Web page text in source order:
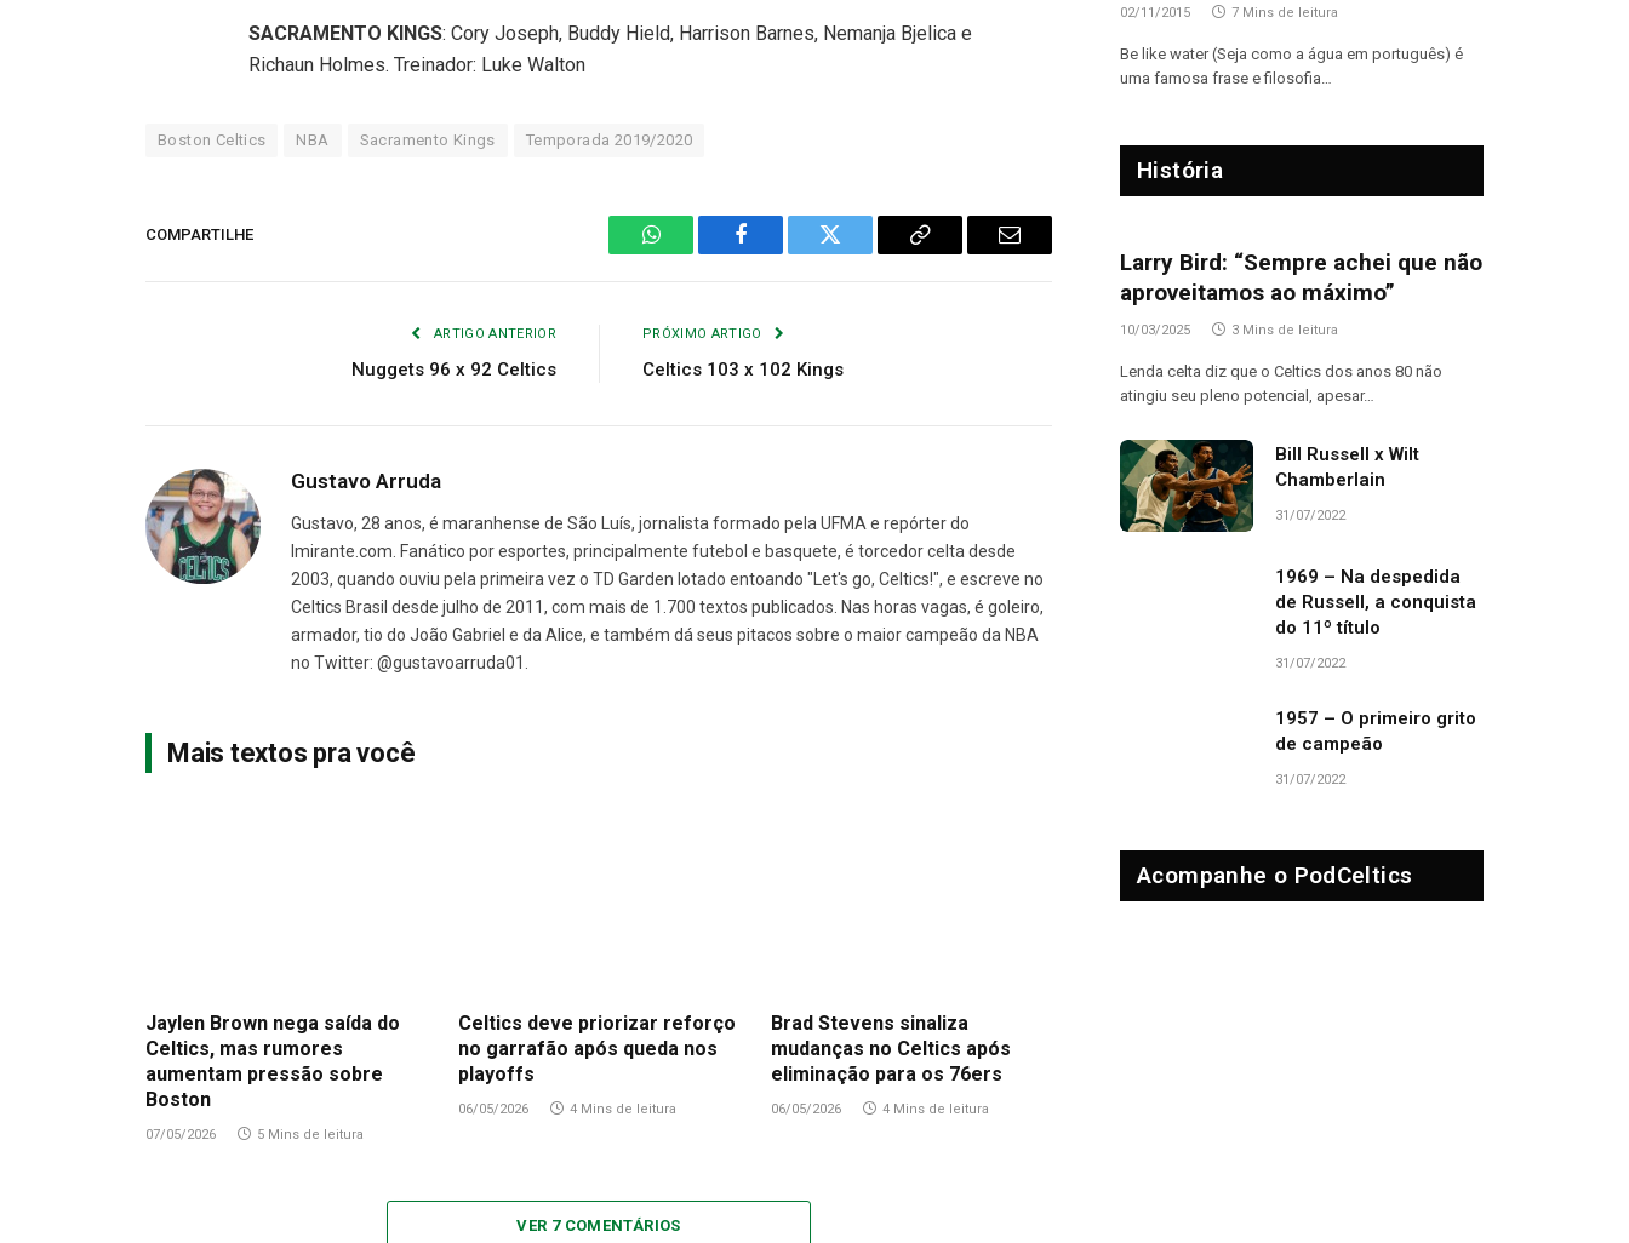
SACRAMENTO KINGS: Cory Joseph, Buddy Hield, Harrison Barnes, Nemanja Bjelica e
Richaun Holmes. Treinador: Luke Walton
Boston Celtics NBA Sacramento Kings Temporada 2019/2020
COMPARTILHE
WhatsAppFacebook Twitter
Copiar
E-
ARTIGO ANTERIOR
Nuggets 96 x 92 Celtics
PRÓXIMO ARTIGO
Celtics 103 x 102 Kings
Gustavo Arruda
Gustavo, 28 anos, é maranhense de São Luís, jornalista formado pela UFMA e repórter do
Imirante.com. Fanático por esportes, principalmente futebol e basquete, é torcedor celta desde
2003, quando ouviu pela primeira vez o TD Garden lotado entoando "Let's go, Celtics!", e escreve no
Celtics Brasil desde julho de 2011, com mais de 1.700 textos publicados. Nas horas vagas, é goleiro,
armador, tio do João Gabriel e da Alice, e também dá seus pitacos sobre o maior campeão da NBA
no Twitter: @gustavoarruda01.
Mais textos pra você
Jaylen Brown nega saída do
Celtics, mas rumores
aumentam pressão sobre
Boston
07/05/2026 5 Mins de leitura
Celtics deve priorizar reforço
no garrafão após queda nos
playoffs
06/05/2026 4 Mins de leitura
Brad Stevens sinaliza
mudanças no Celtics após
eliminação para os 76ers
06/05/2026 4 Mins de leitura
VER 7 COMENTÁRIOS
02/11/2015 7 Mins de leitura
Be like water (Seja como a água em português) é
uma famosa frase e filosofia…
História
Larry Bird: “Sempre achei que não
aproveitamos ao máximo”
10/03/2025 3 Mins de leitura
Lenda celta diz que o Celtics dos anos 80 não
atingiu seu pleno potencial, apesar…
Bill Russell x Wilt
Chamberlain
31/07/2022
1969 – Na despedida
de Russell, a conquista
do 11º título
31/07/2022
1957 – O primeiro grito
de campeão
31/07/2022
Acompanhe o PodCeltics